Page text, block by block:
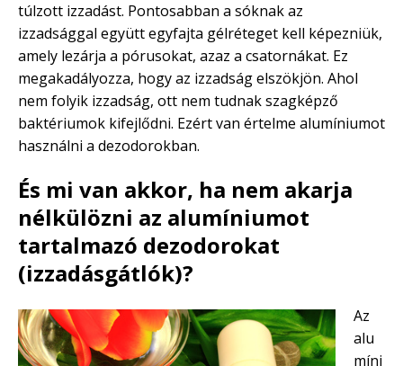
túlzott izzadást. Pontosabban a sóknak az
izzadsággal együtt egyfajta gélréteget kell képezniük,
amely lezárja a pórusokat, azaz a csatornákat. Ez
megakadályozza, hogy az izzadság elszökjön. Ahol
nem folyik izzadság, ott nem tudnak szagképző
baktériumok kifejlődni. Ezért van értelme alumíniumot
használni a dezodorokban.
És mi van akkor, ha nem akarja
nélkülözni az alumíniumot
tartalmazó dezodorokat
(izzadásgátlók)?
Az
alu
míni